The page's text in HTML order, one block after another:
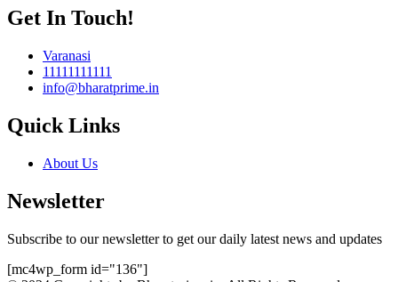
Get In Touch!
Varanasi
11111111111
info@bharatprime.in
Quick Links
About Us
Newsletter
Subscribe to our newsletter to get our daily latest news and updates
[mc4wp_form id="136"]